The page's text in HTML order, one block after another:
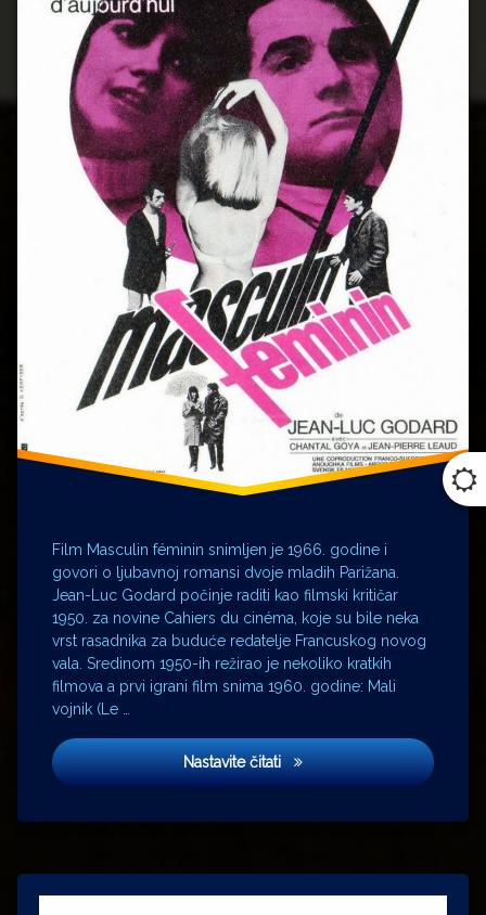
Film Masculin féminin snimljen je 1966. godine i
govori o ljubavnoj romansi dvoje mladih Parižana.
Jean-Luc Godard počinje raditi kao filmski kritičar
1950. za novine Cahiers du cinéma, koje su bile neka
vrst rasadnika za buduće redatelje Francuskog novog
vala. Sredinom 1950-ih režirao je nekoliko kratkih
filmova a prvi igrani film snima 1960. godine: Mali
vojnik (Le …
Nastavite čitatiMuški rod, ženski rod